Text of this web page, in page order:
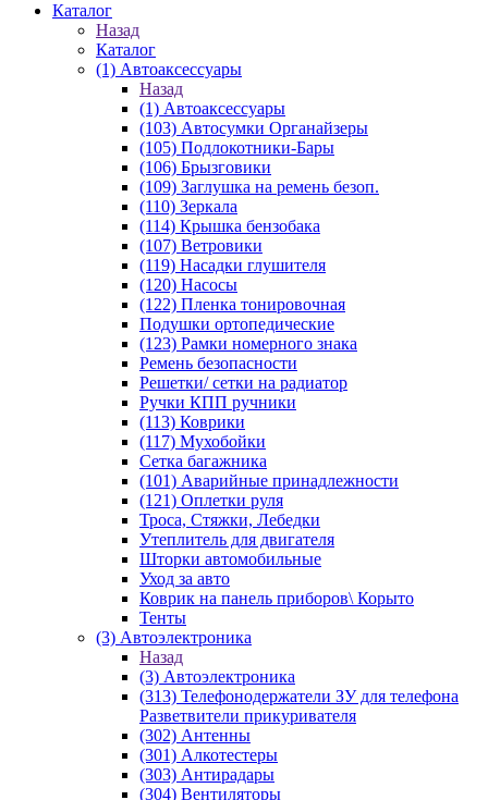
Каталог
Назад
Каталог
(1) Автоаксессуары
Назад
(1) Автоаксессуары
(103) Автосумки Органайзеры
(105) Подлокотники-Бары
(106) Брызговики
(109) Заглушка на ремень безоп.
(110) Зеркала
(114) Крышка бензобака
(107) Ветровики
(119) Насадки глушителя
(120) Насосы
(122) Пленка тонировочная
Подушки ортопедические
(123) Рамки номерного знака
Ремень безопасности
Решетки/ сетки на радиатор
Ручки КПП ручники
(113) Коврики
(117) Мухобойки
Сетка багажника
(101) Аварийные принадлежности
(121) Оплетки руля
Троса, Стяжки, Лебедки
Утеплитель для двигателя
Шторки автомобильные
Уход за авто
Коврик на панель приборов\ Корыто
Тенты
(3) Автоэлектроника
Назад
(3) Автоэлектроника
(313) Телефонодержатели ЗУ для телефона
Разветвители прикуривателя
(302) Антенны
(301) Алкотестеры
(303) Антирадары
(304) Вентиляторы